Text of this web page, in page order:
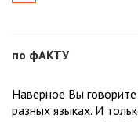
по фАКТУ
Наверное Вы
разных языках. И